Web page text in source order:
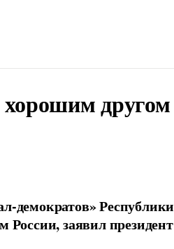
другом
демократов» Республики
заявил президент